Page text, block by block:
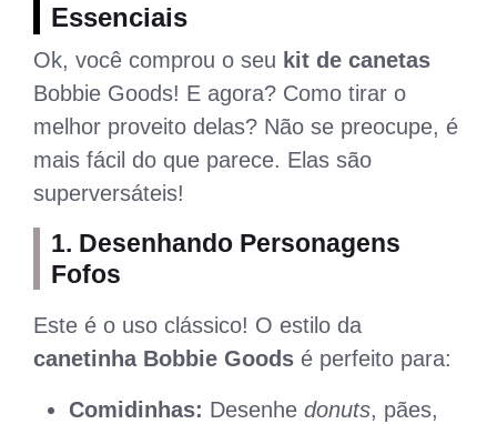
Essenciais
Ok, você comprou o seu kit de canetas
Bobbie Goods! E agora? Como tirar o
melhor proveito delas? Não se preocupe, é
mais fácil do que parece. Elas são
superversáteis!
1. Desenhando Personagens
Fofos
Este é o uso clássico! O estilo da
canetinha Bobbie Goods é perfeito para:
Comidinhas: Desenhe donuts, pães,